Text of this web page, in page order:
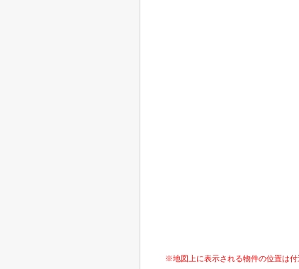
※地図上に表示される物件の位置は付